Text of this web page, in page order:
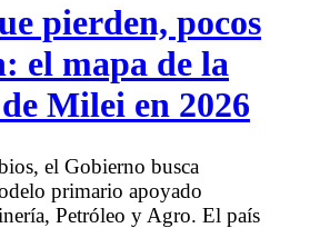
pierden, pocos
el mapa de la
Milei en 2026
el Gobierno busca
primario apoyado
Petróleo y Agro. El país